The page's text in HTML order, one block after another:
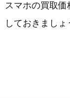
スマホの買取
しておきましょ